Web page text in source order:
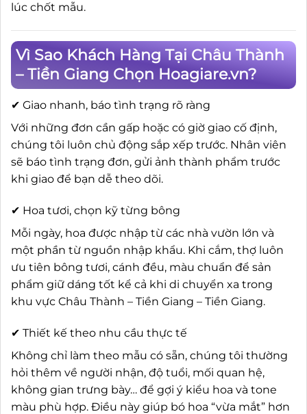
lúc chốt mẫu.
Vì Sao Khách Hàng Tại Châu Thành
– Tiền Giang Chọn Hoagiare.vn?
✔ Giao nhanh, báo tình trạng rõ ràng
Với những đơn cần gấp hoặc có giờ giao cố định,
chúng tôi luôn chủ động sắp xếp trước. Nhân viên
sẽ báo tình trạng đơn, gửi ảnh thành phẩm trước
khi giao để bạn dễ theo dõi.
✔ Hoa tươi, chọn kỹ từng bông
Mỗi ngày, hoa được nhập từ các nhà vườn lớn và
một phần từ nguồn nhập khẩu. Khi cắm, thợ luôn
ưu tiên bông tươi, cánh đều, màu chuẩn để sản
phẩm giữ dáng tốt kể cả khi di chuyển xa trong
khu vực Châu Thành – Tiền Giang – Tiền Giang.
✔ Thiết kế theo nhu cầu thực tế
Không chỉ làm theo mẫu có sẵn, chúng tôi thường
hỏi thêm về người nhận, độ tuổi, mối quan hệ,
không gian trưng bày… để gợi ý kiểu hoa và tone
màu phù hợp. Điều này giúp bó hoa “vừa mắt” hơn